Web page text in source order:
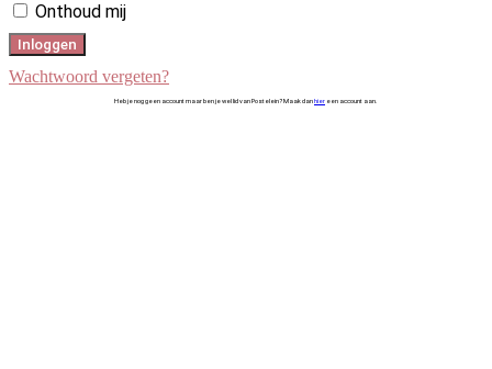
Onthoud mij
Inloggen
Wachtwoord vergeten?
Heb je nog geen account maar ben je wel lid van Postelein? Maak danhier een account aan.